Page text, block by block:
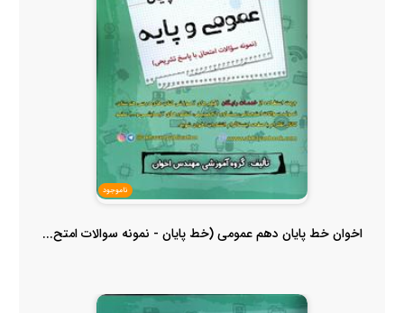
ناموجود
اخوان خط پایان دهم عمومی (خط پایان - نمونه سوالات امتح...